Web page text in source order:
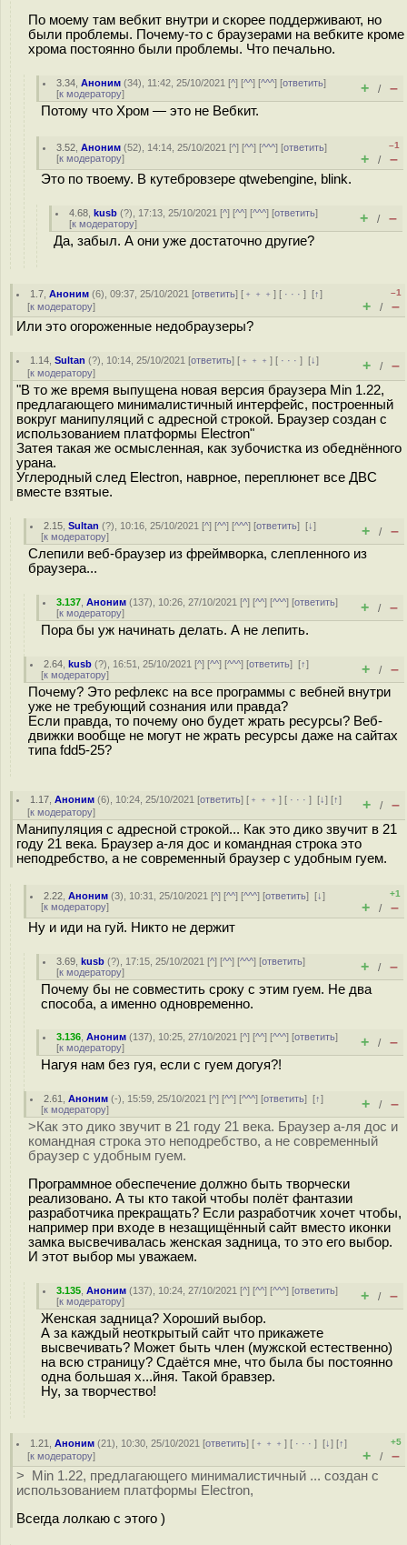
По моему там вебкит внутри и скорее поддерживают, но
были проблемы. Почему-то с браузерами на вебките кроме
хрома постоянно были проблемы. Что печально.
3.34 ,Аноним (34), 11:42, 25/10/2021 [^] [^^] [^^^] [ответить]
[к модератору] + / –
Потому что Хром — это не Вебкит.
3.52 ,Аноним (52), 14:14, 25/10/2021 [^] [^^] [^^^] [ответить]
[к модератору]
–1
+ / –
Это по твоему. В кутебровзере qtwebengine, blink.
4.68 ,kusb (?), 17:13, 25/10/2021 [^] [^^] [^^^] [ответить]
[к модератору] + / –
Да, забыл. А они уже достаточно другие?
1.7 ,Аноним (6), 09:37, 25/10/2021 [ответить] [ ﹢﹢﹢] [ · · ·][↑]
[к модератору]
–1
+ / –
Или это огороженные недобраузеры?
1.14 ,Sultan (?), 10:14, 25/10/2021 [ответить] [ ﹢﹢﹢] [ · · ·][↓]
[к модератору] + / –
"В то же время выпущена новая версия браузера Min 1.22,
предлагающего минималистичный интерфейс, построенный
вокруг манипуляций с адресной строкой. Браузер создан с
использованием платформы Electron"
Затея такая же осмысленная, как зубочистка из обеднённого
урана.
Углеродный след Electron, наврное, переплюнет все ДВС
вместе взятые.
2.15 ,Sultan (?), 10:16, 25/10/2021 [^] [^^] [^^^] [ответить][↓]
[к модератору] + / –
Слепили веб-браузер из фреймворка, слепленного из
браузера...
3.137 ,Аноним (137), 10:26, 27/10/2021 [^] [^^] [^^^] [ответить]
[к модератору] + / –
Пора бы уж начинать делать. А не лепить.
2.64 ,kusb (?), 16:51, 25/10/2021 [^] [^^] [^^^] [ответить][↑]
[к модератору] + / –
Почему? Это рефлекс на все программы с вебней внутри
уже не требующий сознания или правда?
Если правда, то почему оно будет жрать ресурсы? Веб-
движки вообще не могут не жрать ресурсы даже на сайтах
типа fdd5-25?
1.17 ,Аноним (6), 10:24, 25/10/2021 [ответить] [ ﹢﹢﹢] [ · · ·][↓] [↑]
[к модератору] + / –
Манипуляция с адресной строкой... Как это дико звучит в 21
году 21 века. Браузер а-ля дос и командная строка это
неподребство, а не современный браузер с удобным гуем.
2.22 ,Аноним (3), 10:31, 25/10/2021 [^] [^^] [^^^] [ответить][↓]
[к модератору]
+1
+ / –
Ну и иди на гуй. Никто не держит
3.69 ,kusb (?), 17:15, 25/10/2021 [^] [^^] [^^^] [ответить]
[к модератору] + / –
Почему бы не совместить сроку с этим гуем. Не два
способа, а именно одновременно.
3.136 ,Аноним (137), 10:25, 27/10/2021 [^] [^^] [^^^] [ответить]
[к модератору] + / –
Нагуя нам без гуя, если с гуем догуя?!
2.61 ,Аноним (-), 15:59, 25/10/2021 [^] [^^] [^^^] [ответить][↑]
[к модератору] + / –
>Как это дико звучит в 21 году 21 века. Браузер а-ля дос и
командная строка это неподребство, а не современный
браузер с удобным гуем.
Программное обеспечение должно быть творчески
реализовано. А ты кто такой чтобы полёт фантазии
разработчика прекращать? Если разработчик хочет чтобы,
например при входе в незащищённый сайт вместо иконки
замка высвечивалась женская задница, то это его выбор.
И этот выбор мы уважаем.
3.135 ,Аноним (137), 10:24, 27/10/2021 [^] [^^] [^^^] [ответить]
[к модератору] + / –
Женская задница? Хороший выбор.
А за каждый неоткрытый сайт что прикажете
высвечивать? Может быть член (мужской естественно)
на всю страницу? Сдаётся мне, что была бы постоянно
одна большая х...йня. Такой бравзер.
Ну, за творчество!
1.21 ,Аноним (21), 10:30, 25/10/2021 [ответить] [ ﹢﹢﹢] [ · · ·][↓] [↑]
[к модератору]
+5
+ / –
> Min 1.22, предлагающего минималистичный ... создан с
использованием платформы Electron,
Всегда лолкаю с этого )